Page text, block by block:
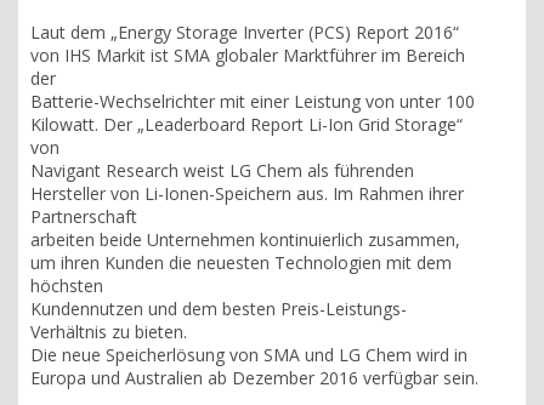
Laut dem „Energy Storage Inverter (PCS) Report 2016“
von IHS Markit ist SMA globaler Marktführer im Bereich
der
Batterie-Wechselrichter mit einer Leistung von unter 100
Kilowatt. Der „Leaderboard Report Li-Ion Grid Storage“
von
Navigant Research weist LG Chem als führenden
Hersteller von Li-Ionen-Speichern aus. Im Rahmen ihrer
Partnerschaft
arbeiten beide Unternehmen kontinuierlich zusammen,
um ihren Kunden die neuesten Technologien mit dem
höchsten
Kundennutzen und dem besten Preis-Leistungs-
Verhältnis zu bieten.
Die neue Speicherlösung von SMA und LG Chem wird in
Europa und Australien ab Dezember 2016 verfügbar sein.